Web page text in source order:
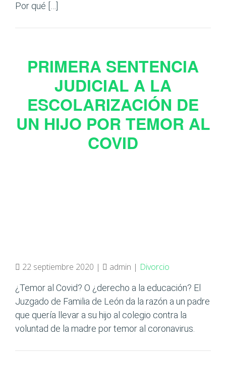
Por qué […]
PRIMERA SENTENCIA
JUDICIAL A LA
ESCOLARIZACIÓN DE
UN HIJO POR TEMOR AL
COVID
22 septiembre 2020 | admin | Divorcio
¿Temor al Covid? O ¿derecho a la educación? El
Juzgado de Familia de León da la razón a un padre
que quería llevar a su hijo al colegio contra la
voluntad de la madre por temor al coronavirus.